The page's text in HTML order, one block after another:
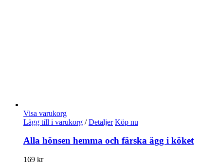
Visa varukorg
Lägg till i varukorg / Detaljer Köp nu
Alla hönsen hemma och färska ägg i köket
169 kr